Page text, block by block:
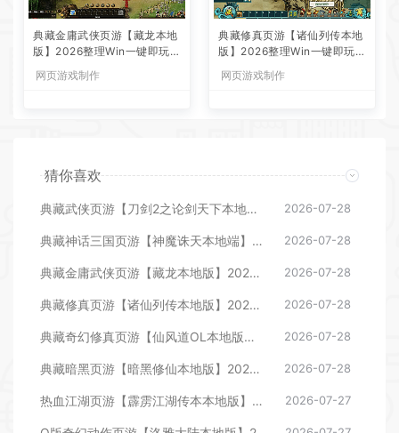
典藏金庸武侠页游【藏龙本地
版】2026整理Win一键即玩服
【站长亲测】
网页游戏制作
典藏修真页游【诸仙列传本地
版】2026整理Win一键即玩服
【站长亲测】
网页游戏制作
猜你喜欢
典藏武侠页游【刀剑2之论剑天下本地端】2026整理Win一键即玩服务端+客户端+GM工具+教程【站长亲测】 2026-07-28
典藏神话三国页游【神魔诛天本地端】2026整理Win一键即玩服务端+客户端+教程【站长亲测】 2026-07-28
典藏金庸武侠页游【藏龙本地版】2026整理Win一键即玩服务端+客户端+GM工具+教程【站长亲测】 2026-07-28
典藏修真页游【诸仙列传本地版】2026整理Win一键即玩服务端+客户端+GM工具+教程【站长亲测】 2026-07-28
典藏奇幻修真页游【仙风道OL本地版】2026整理Win一键即玩服务端+客户端+GM工具+教程【站长亲测】 2026-07-28
典藏暗黑页游【暗黑修仙本地版】2026整理Win一键即玩服务端+客户端+GM工具+教程【站长亲测】 2026-07-28
热血江湖页游【霹雳江湖传本本地版】2026整理Win一键即玩服务端+客户端+教程【站长亲测】 2026-07-27